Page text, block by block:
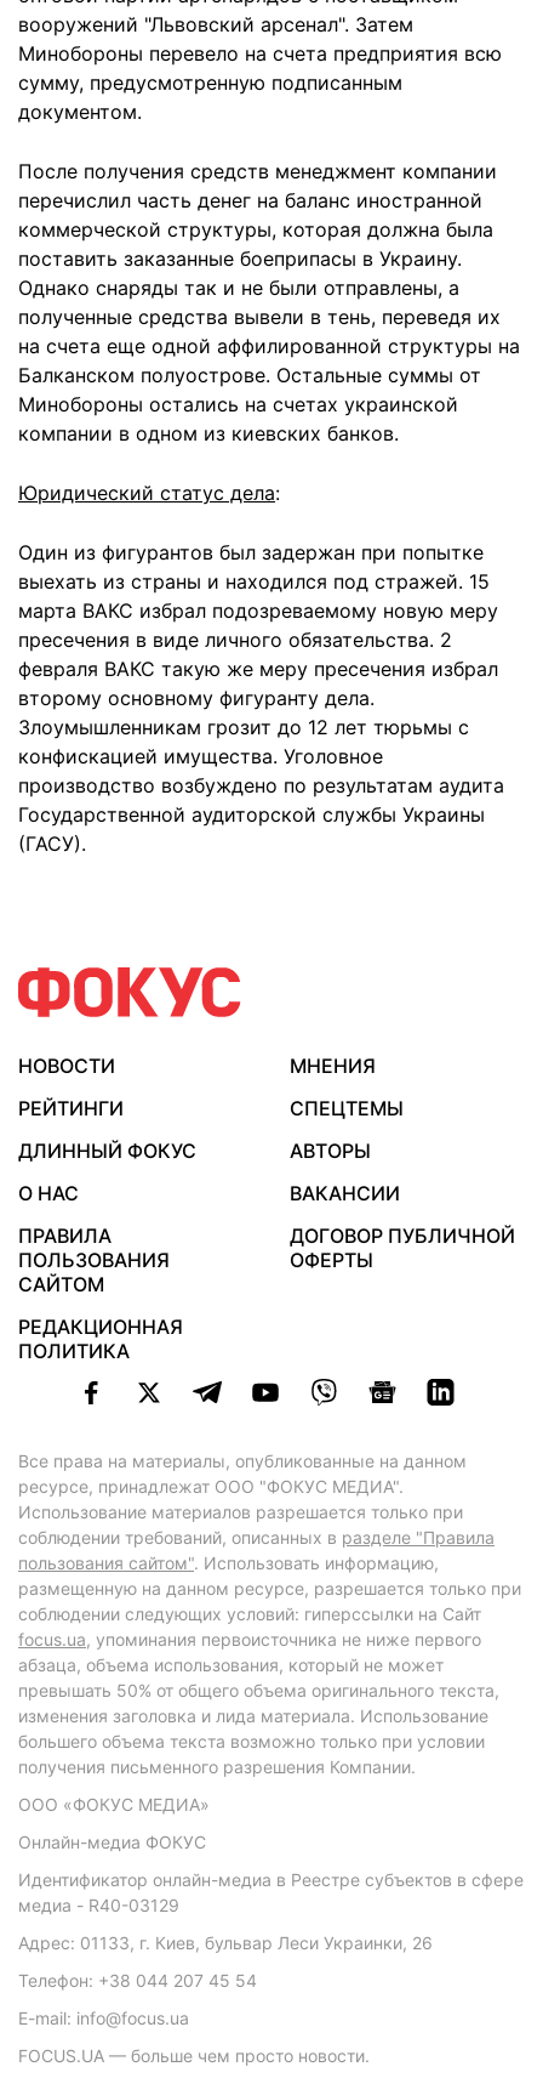
вооружений "Львовский арсенал". Затем
Минобороны перевело на счета предприятия всю
сумму, предусмотренную подписанным
документом.
После получения средств менеджмент компании
перечислил часть денег на баланс иностранной
коммерческой структуры, которая должна была
поставить заказанные боеприпасы в Украину.
Однако снаряды так и не были отправлены, а
полученные средства вывели в тень, переведя их
на счета еще одной аффилированной структуры на
Балканском полуострове. Остальные суммы от
Минобороны остались на счетах украинской
компании в одном из киевских банков.
Юридический статус дела:
Один из фигурантов был задержан при попытке
выехать из страны и находился под стражей. 15
марта ВАКС избрал подозреваемому новую меру
пресечения в виде личного обязательства. 2
февраля ВАКС такую же меру пресечения избрал
второму основному фигуранту дела.
Злоумышленникам грозит до 12 лет тюрьмы с
конфискацией имущества. Уголовное
производство возбуждено по результатам аудита
Государственной аудиторской службы Украины
(ГАСУ).
НОВОСТИ
МНЕНИЯ
РЕЙТИНГИ
СПЕЦТЕМЫ
ДЛИННЫЙ ФОКУС
АВТОРЫ
О НАС
ВАКАНСИИ
ПРАВИЛА
ПОЛЬЗОВАНИЯ
САЙТОМ
ДОГОВОР ПУБЛИЧНОЙ
ОФЕРТЫ
РЕДАКЦИОННАЯ
ПОЛИТИКА
Все права на материалы, опубликованные на данном
ресурсе, принадлежат ООО "ФОКУС МЕДИА".
Использование материалов разрешается только при
соблюдении требований, описанных в разделе "Правила
пользования сайтом". Использовать информацию,
размещенную на данном ресурсе, разрешается только при
соблюдении следующих условий: гиперссылки на Сайт
focus.ua, упоминания первоисточника не ниже первого
абзаца, объема использования, который не может
превышать 50% от общего объема оригинального текста,
изменения заголовка и лида материала. Использование
большего объема текста возможно только при условии
получения письменного разрешения Компании.
ООО «ФОКУС МЕДИА»
Онлайн-медиа ФОКУС
Идентификатор онлайн-медиа в Реестре субъектов в сфере
медиа - R40-03129
Адрес: 01133, г. Киев, бульвар Леси Украинки, 26
Телефон: +38 044 207 45 54
E-mail: info@focus.ua
FOCUS.UA — больше чем просто новости.